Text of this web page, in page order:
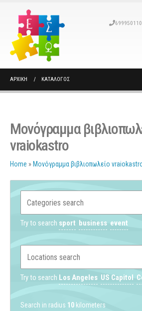
ΑΡΧΙΚΉ ΚΑΤΆΛΟΓΟΣ
Μονόγραμμα
vraiokastro
Home » Μονόγραμμα βιβλιοπωλείο
Try to search sport business event
Try to search Los Angeles US Capitol
Search in radius 10 kilometers